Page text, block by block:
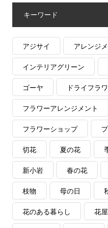
キーワード
アジサイ アレンジ
インテリアグリーン
ゴーヤ ドライフラ
フラワーアレンジメント
フラワーショップ
切花 夏の花
新小岩 春の花
枝物 母の日
花のある暮らし 花屋